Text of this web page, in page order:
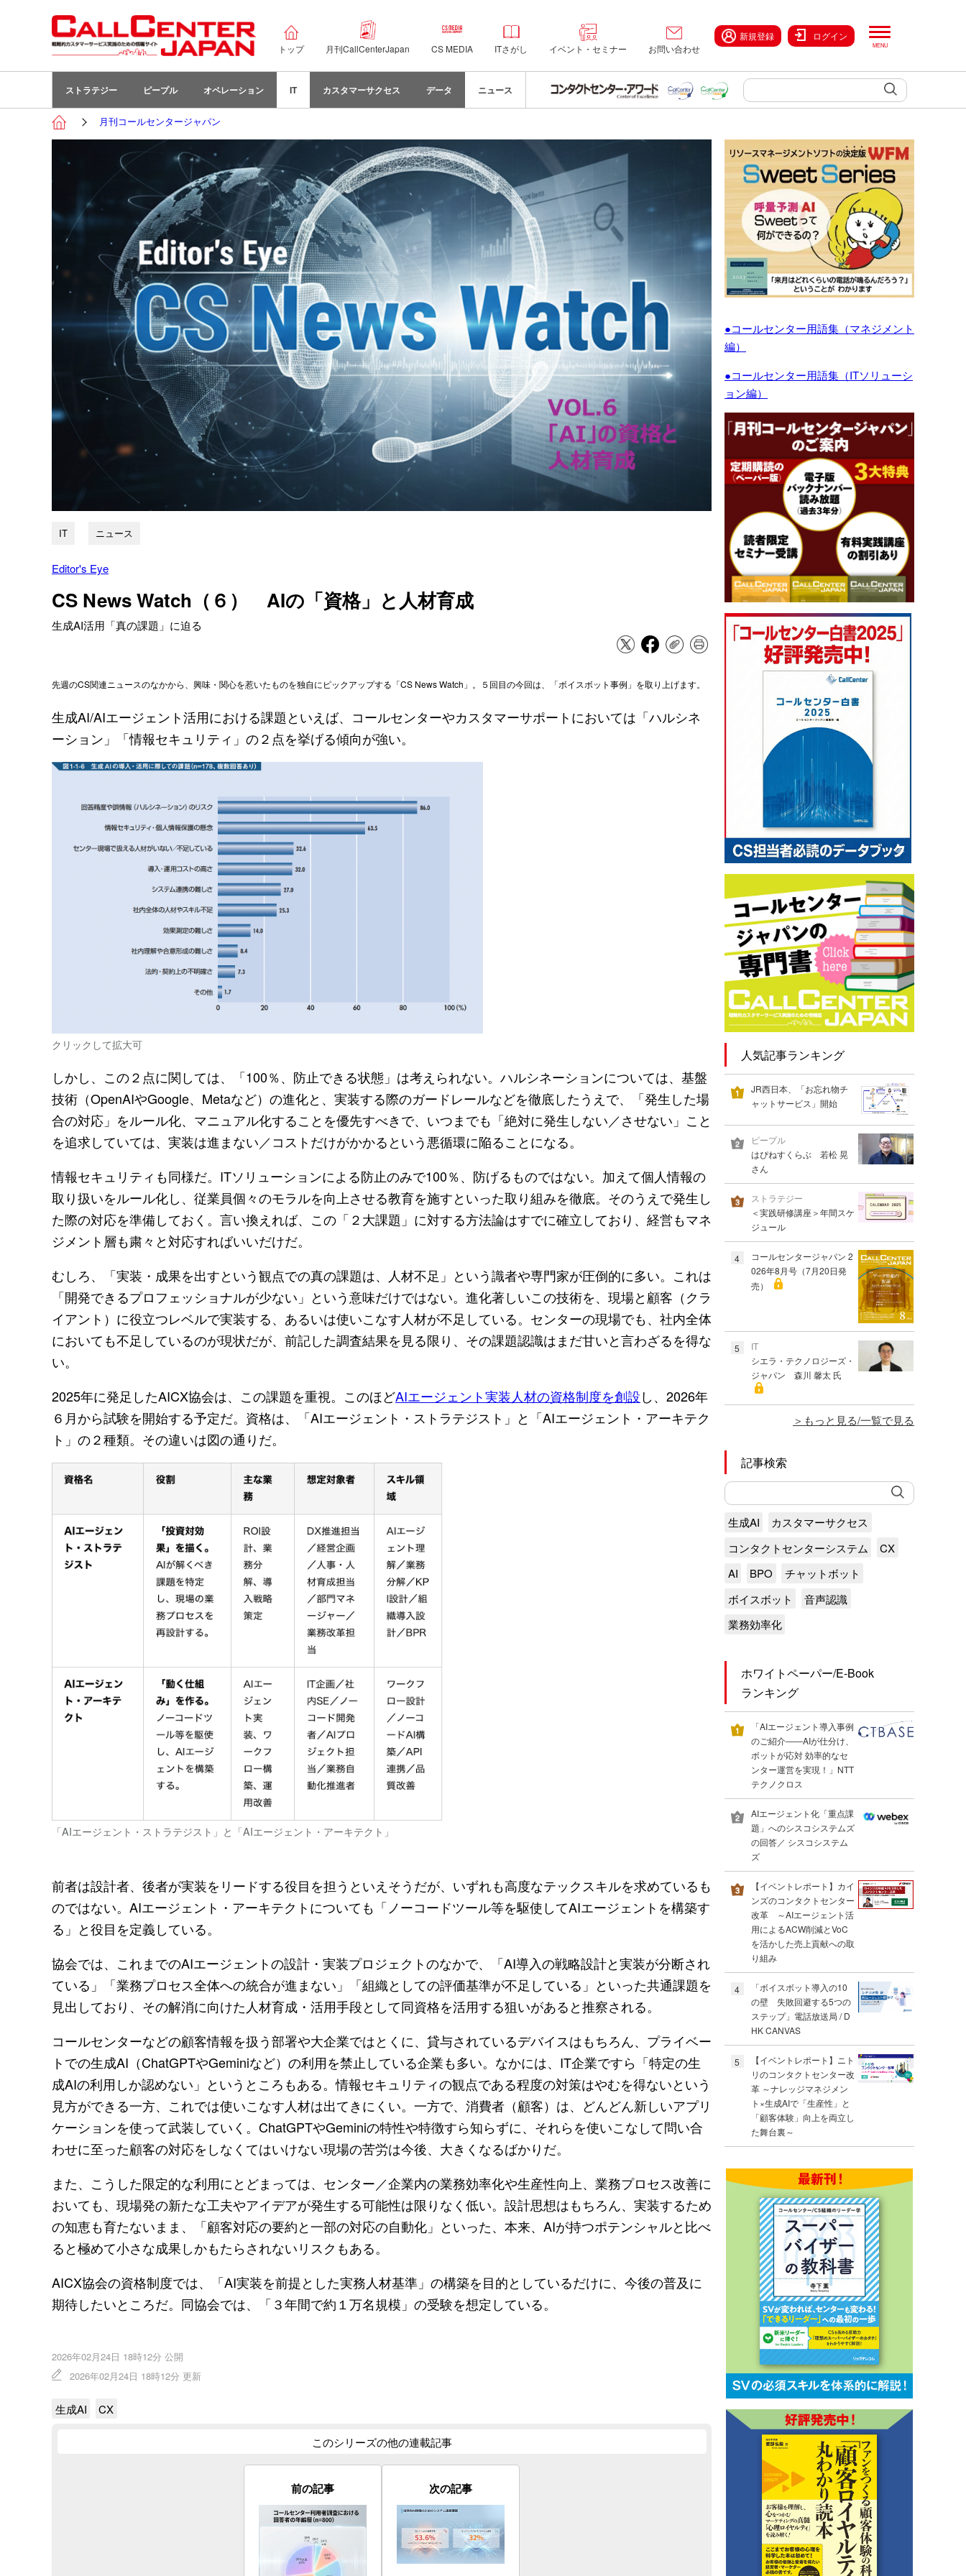
トップ 月刊CallCenterJapan CS MEDIA ITさがし イベント・セミナー お問い合わせ
新規登録 ログイン
ストラテジー ピープル オペレーション IT カスタマーサクセス データ ニュース
月刊コールセンタージャパン
IT ニュース
Editor's Eye
CS News Watch（６） AIの「資格」と人材育成
生成AI活用「真の課題」に迫る
先週のCS関連ニュースのなかから、興味・関心を惹いたものを独自にピックアップする「CS News Watch」。５回目の今回は、「ボイスボット事例」を取り上げます。
生成AI/AIエージェント活用における課題といえば、コールセンターやカスタマーサポートにおいては「ハルシネ
ーション」「情報セキュリティ」の２点を挙げる傾向が強い。
クリックして拡大可
しかし、この２点に関しては、「100％、防止できる状態」は考えられない。ハルシネーションについては、基盤
技術（OpenAIやGoogle、Metaなど）の進化と、実装する際のガードレールなどを徹底したうえで、「発生した場
合の対応」をルール化、マニュアル化することを優先すべきで、いつまでも「絶対に発生しない／させない」こと
を追求していては、実装は進まない／コストだけがかかるという悪循環に陥ることになる。
情報セキュリティも同様だ。ITソリューションによる防止のみで100％、防げるものではない。加えて個人情報の
取り扱いをルール化し、従業員個々のモラルを向上させる教育を施すといった取り組みを徹底。そのうえで発生し
た際の対応を準備しておく。言い換えれば、この「２大課題」に対する方法論はすでに確立しており、経営もマネ
ジメント層も粛々と対応すればいいだけだ。
むしろ、「実装・成果を出すという観点での真の課題は、人材不足」という識者や専門家が圧倒的に多い。これは
「開発できるプロフェッショナルが少ない」という意味だけではない。進化著しいこの技術を、現場と顧客（クラ
イアント）に役立つレベルで実装する、あるいは使いこなす人材が不足している。センターの現場でも、社内全体
においても不足しているのが現状だが、前記した調査結果を見る限り、その課題認識はまだ甘いと言わざるを得な
い。
2025年に発足したAICX協会は、この課題を重視。このほどAIエージェント実装人材の資格制度を創設し、2026年
６月から試験を開始する予定だ。資格は、「AIエージェント・ストラテジスト」と「AIエージェント・アーキテク
ト」の２種類。その違いは図の通りだ。
「AIエージェント・ストラテジスト」と「AIエージェント・アーキテクト」
前者は設計者、後者が実装をリードする役目を担うといえそうだが、いずれも高度なテックスキルを求めているも
のではない。AIエージェント・アーキテクトについても「ノーコードツール等を駆使してAIエージェントを構築す
る」と役目を定義している。
協会では、これまでのAIエージェントの設計・実装プロジェクトのなかで、「AI導入の戦略設計と実装が分断され
ている」「業務プロセス全体への統合が進まない」「組織としての評価基準が不足している」といった共通課題を
見出しており、その解消に向けた人材育成・活用手段として同資格を活用する狙いがあると推察される。
コールセンターなどの顧客情報を扱う部署や大企業ではとくに、貸与されているデバイスはもちろん、プライベー
トでの生成AI（ChatGPTやGeminiなど）の利用を禁止している企業も多い。なかには、IT企業ですら「特定の生
成AIの利用しか認めない」というところもある。情報セキュリティの観点である程度の対策はやむを得ないという
見方ができる一方、これでは使いこなす人材は出てきにくい。一方で、消費者（顧客）は、どんどん新しいアプリ
ケーションを使って武装していく。ChatGPTやGeminiの特性や特徴すら知らずに、それらを使いこなして問い合
わせに至った顧客の対応をしなくてはいけない現場の苦労は今後、大きくなるばかりだ。
また、こうした限定的な利用にとどまっては、センター／企業内の業務効率化や生産性向上、業務プロセス改善に
おいても、現場発の新たな工夫やアイデアが発生する可能性は限りなく低い。設計思想はもちろん、実装するため
の知恵も育たないまま、「顧客対応の要約と一部の対応の自動化」といった、本来、AIが持つポテンシャルと比べ
ると極めて小さな成果しかもたらされないリスクもある。
AICX協会の資格制度では、「AI実装を前提とした実務人材基準」の構築を目的としているだけに、今後の普及に
期待したいところだ。同協会では、「３年間で約１万名規模」の受験を想定している。
2026年02月24日 18時12分 公開
2026年02月24日 18時12分 更新
生成AI CX
このシリーズの他の連載記事
前の記事 次の記事
●コールセンター用語集（マネジメント
編）
●コールセンター用語集（ITソリューシ
ョン編）
人気記事ランキング
JR西日本、「お忘れ物チ
ャットサービス」開始
ピープル
はぴねすくらぶ 若松 晃
さん
ストラテジー
＜実践研修講座＞年間スケ
ジュール
4
コールセンタージャパン 2
026年8月号（7月20日発
売）
5
IT
シエラ・テクノロジーズ・
ジャパン 森川 馨太 氏
もっと見る/一覧で見る
記事検索
生成AI
カスタマーサクセス
コンタクトセンターシステム
CX
AI
BPO
チャットボット
ボイスボット
音声認識
業務効率化
ホワイトペーパー/E-Book
ランキング
「AIエージェント導入事例
のご紹介――AIが仕分け、
ボットが応対 効率的なセ
ンター運営を実現！」NTT
テクノクロス
AIエージェント化「重点課
題」へのシスコシステムズ
の回答／ シスコシステム
ズ
【イベントレポート】カイ
ンズのコンタクトセンター
改革 ～AIエージェント活
用によるACW削減とVoC
を活かした売上貢献への取
り組み
4
「ボイスボット導入の10
の壁 失敗回避する5つの
ステップ」電話放送局 / D
HK CANVAS
5
【イベントレポート】ニト
リのコンタクトセンター改
革 ～ナレッジマネジメン
ト×生成AIで「生産性」と
「顧客体験」向上を両立し
た舞台裏～